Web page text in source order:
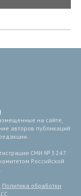
на сайте,
авторов публикаций
СМИ № 3 247
Российской
, Политика обработки